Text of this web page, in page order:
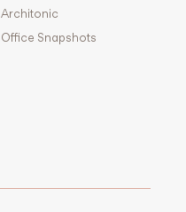
Architonic
Office Snapshots